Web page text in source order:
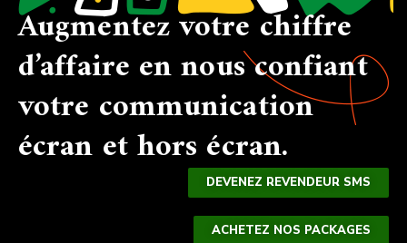
Augmentez votre chiffre
d’affaire en nous confiant
votre communication
écran et hors écran.
DEVENEZ REVENDEUR SMS
ACHETEZ NOS PACKAGES